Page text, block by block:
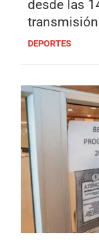
desde las
DEPORTES